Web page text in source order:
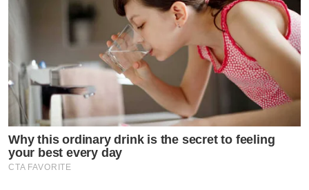
Why this ordinary drink is the secret to feeling
your best every day
CTA FAVORITE